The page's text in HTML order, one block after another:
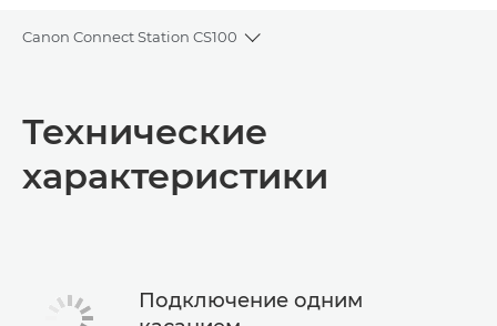
Canon Connect Station CS100
Toggle breadcrumbs
Технические характеристики
Технические
характеристики
Подключение одним